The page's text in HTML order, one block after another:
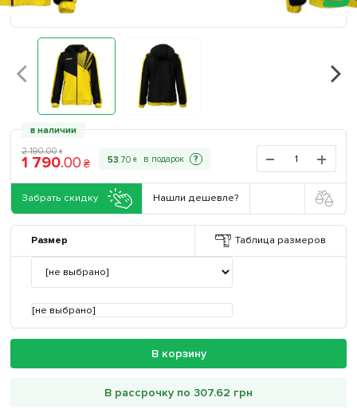
в наличии
2 190.00 ₴
1 790.00 ₴ 53.70 ₴ ?
Забрать скидку Нашли дешевле?
Размер Таблица размеров
[не выбрано]
В корзину
В рассрочку по 307.62 грн